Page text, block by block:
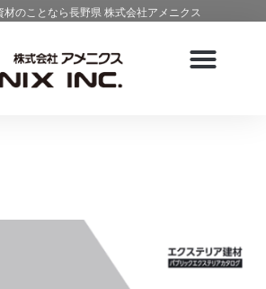
材のことなら長野県 株式会社アメニクス